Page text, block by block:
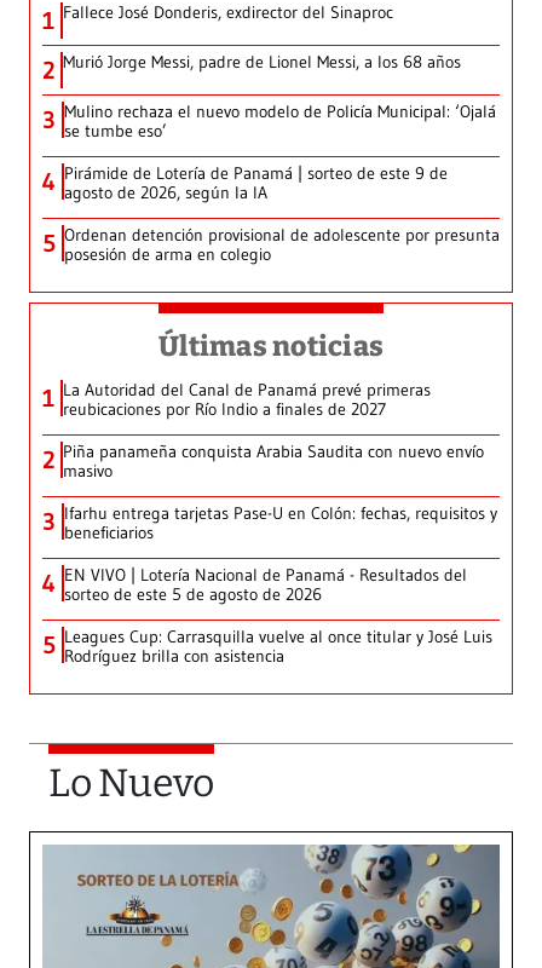
1 Fallece José Donderis, exdirector del Sinaproc
2 Murió Jorge Messi, padre de Lionel Messi, a los 68 años
3 Mulino rechaza el nuevo modelo de Policía Municipal: ‘Ojalá
se tumbe eso’
4 Pirámide de Lotería de Panamá | sorteo de este 9 de
agosto de 2026, según la IA
5 Ordenan detención provisional de adolescente por presunta
posesión de arma en colegio
Últimas noticias
1 La Autoridad del Canal de Panamá prevé primeras
reubicaciones por Río Indio a finales de 2027
2 Piña panameña conquista Arabia Saudita con nuevo envío
masivo
3 Ifarhu entrega tarjetas Pase-U en Colón: fechas, requisitos y
beneficiarios
4 EN VIVO | Lotería Nacional de Panamá - Resultados del
sorteo de este 5 de agosto de 2026
5 Leagues Cup: Carrasquilla vuelve al once titular y José Luis
Rodríguez brilla con asistencia
Lo Nuevo